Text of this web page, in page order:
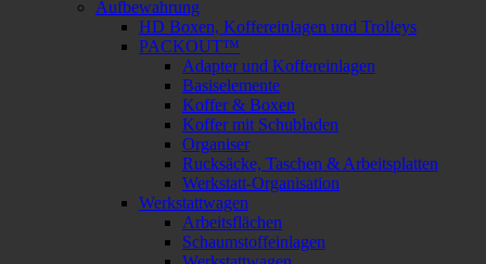
Aufbewahrung
HD Boxen, Koffereinlagen und Trolleys
PACKOUT™
Adapter und Koffereinlagen
Basiselemente
Koffer & Boxen
Koffer mit Schubladen
Organiser
Rucksäcke, Taschen & Arbeitsplatten
Werkstatt-Organisation
Werkstattwagen
Arbeitsflächen
Schaumstoffeinlagen